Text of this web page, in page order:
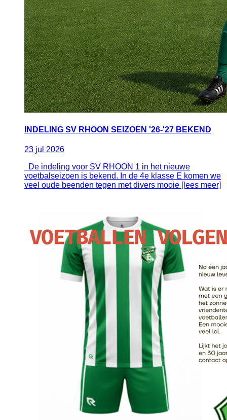
INDELING SV RHOON SEIZOEN '26-'27 BEKEND
23 jul 2026
De indeling voor SV RHOON 1 in het nieuwe
voetbalseizoen is bekend. In de 4e klasse E komen we
veel oude beenden tegen met divers mooie [lees meer]